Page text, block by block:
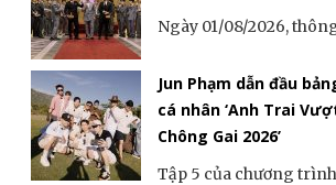
Ngày 01/08/2026,
Jun Phạm dẫn đầu
cá nhân ‘Anh Trai
Chông Gai 2026’
Tập 5 của chương